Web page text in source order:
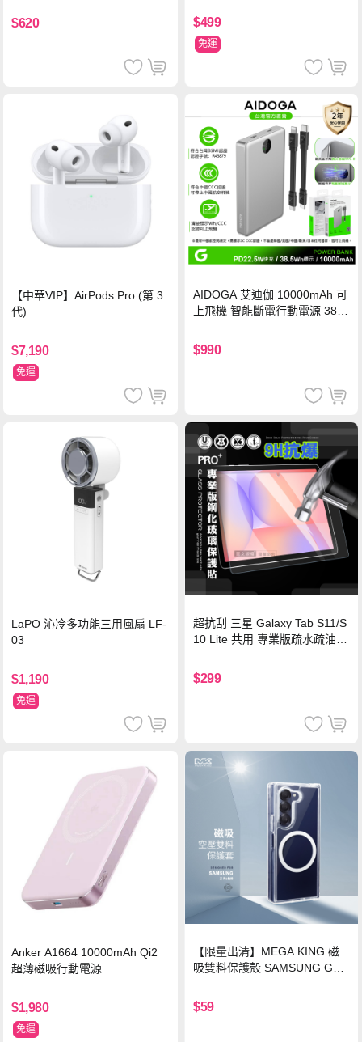
$620 $499
免運
【中華VIP】AirPods Pro (第 3
代)
$7,190
免運
AIDOGA 艾迪伽 10000mAh 可
上飛機 智能斷電行動電源 38.5
灣BSMI/中國CCC/歐美CE/FCC
認證
$990
LaPO 沁冷多功能三用風扇 LF-
03
$1,190
免運
超抗刮 三星 Galaxy Tab S11/S
10 Lite 共用 專業版疏水疏油9
$299
Anker A1664 10000mAh Qi2
超薄磁吸行動電源
$1,980
免運
【限量出清】MEGA KING 磁
吸雙料保護殼 SAMSUNG Gala
$59